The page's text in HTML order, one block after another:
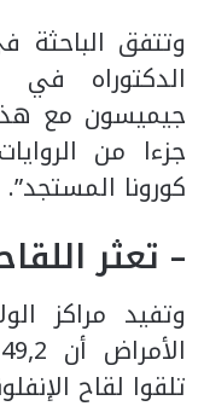
وتتفق الباحثة
الدكتوراه في
جيميسون مع هذه
جزءا من
كورونا المستجد”.
– تعثر
وتفيد مراكز
تلقوا لقاح